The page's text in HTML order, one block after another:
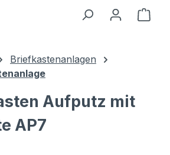
Briefkastenanlagen
Aufputz mit
AP7